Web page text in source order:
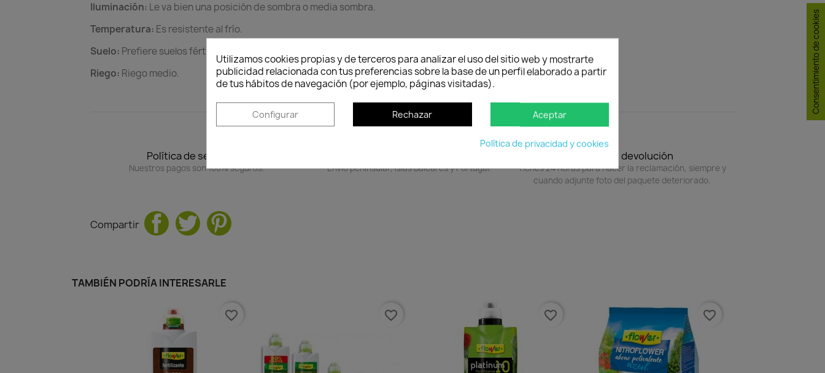
Iluminación: Le va bien una posición de sombra o media sombra.
Temperatura: Es resistente al frío.
Suelo: Prefiere suelos fértiles y húmedos, pero bien drenados.
Riego: Riego medio.
Política de seguridad
Nuestros pagos son 100% seguros. Envío peninsular, Islas Baleares y Portugal.
Política de devolución
Tienes 24 horas para hacer la reclamación, siempre y
cuando adjunte foto del paquete deteriorado.
Compartir
TAMBIÉN PODRÍA INTERESARLE
favorite_border favorite_border favorite_border favorite_border
Utilizamos cookies propias y de terceros para analizar el uso del sitio web y mostrarte
publicidad relacionada con tus preferencias sobre la base de un perfil elaborado a partir
de tus hábitos de navegación (por ejemplo, páginas visitadas).
Configurar Rechazar Aceptar
Política de privacidad y cookies
Consentimiento de cookies